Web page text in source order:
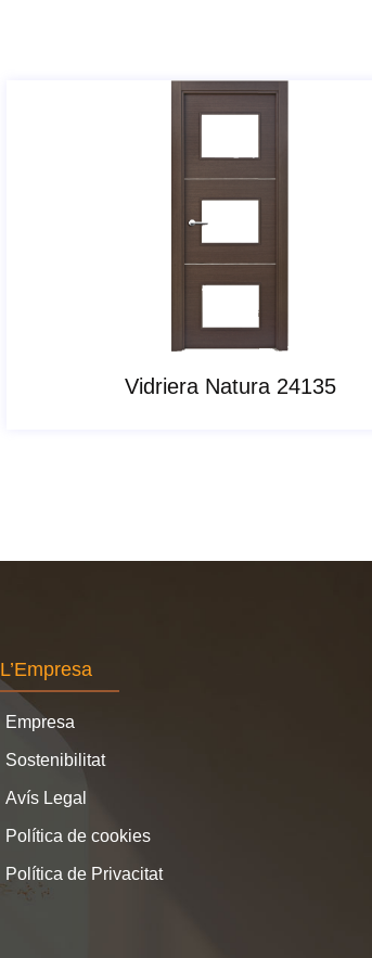
Vidriera Natura 24135
L’Empresa
Empresa
Sostenibilitat
Avís Legal
Política de cookies
Política de Privacitat